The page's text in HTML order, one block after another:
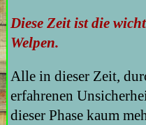
Diese Zeit ist die
Welpen.
Alle in dieser Zeit,
erfahrenen
dieser Phase kaum